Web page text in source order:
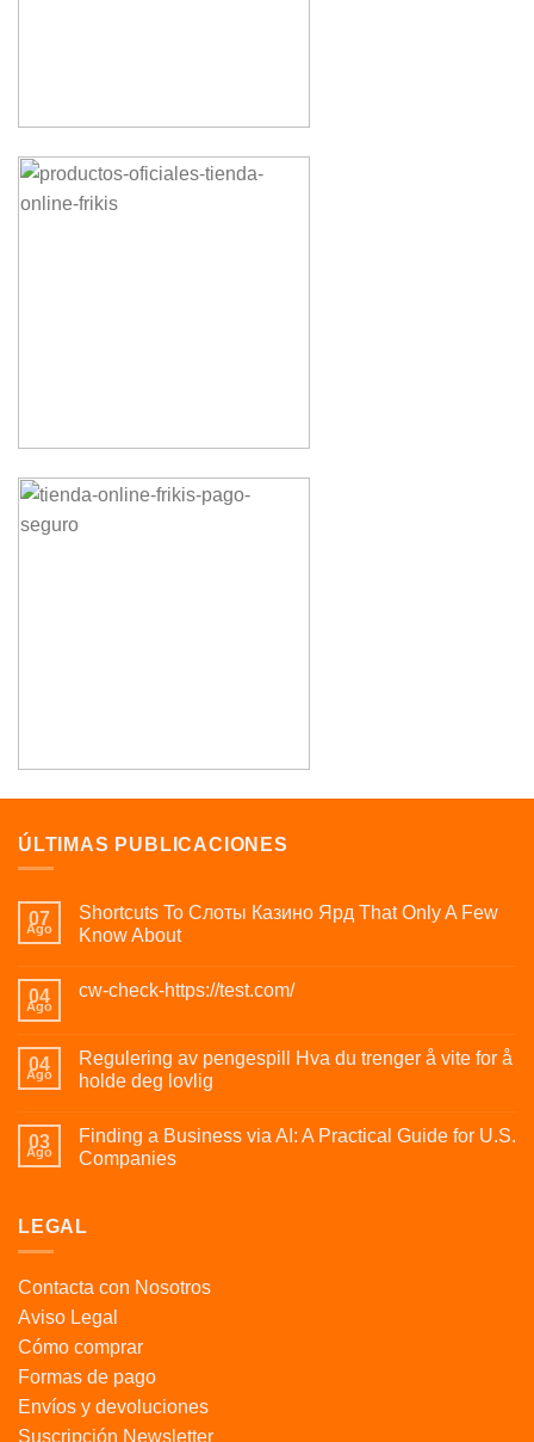
ÚLTIMAS PUBLICACIONES
07
Ago
Shortcuts To Слоты Казино Ярд That Only A Few
Know About
04
Ago
cw-check-https://test.com/
04
Ago
Regulering av pengespill Hva du trenger å vite for å
holde deg lovlig
03
Ago
Finding a Business via AI: A Practical Guide for U.S.
Companies
LEGAL
Contacta con Nosotros
Aviso Legal
Cómo comprar
Formas de pago
Envíos y devoluciones
Suscripción Newsletter